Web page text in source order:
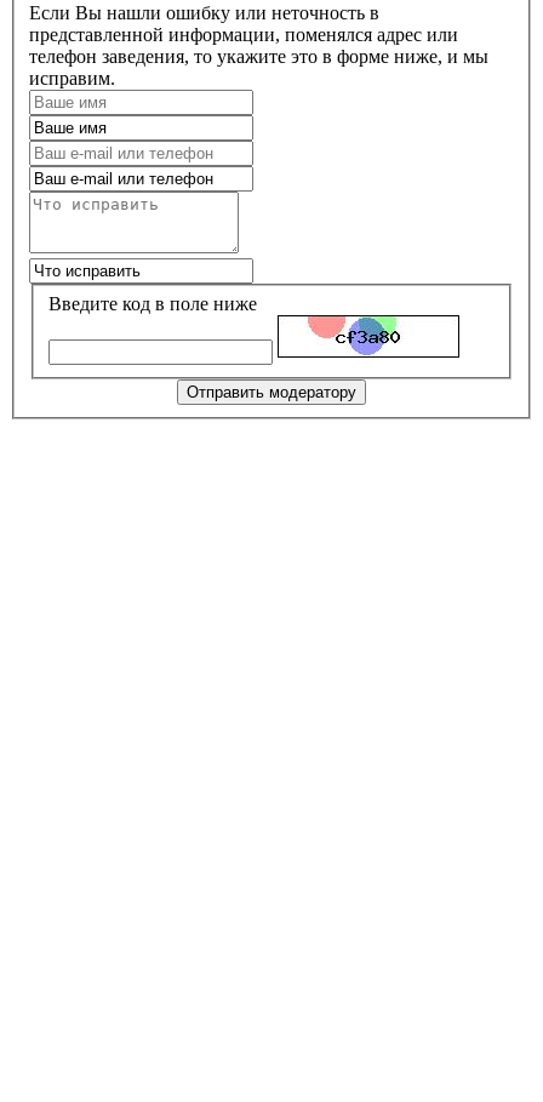
Если Вы нашли ошибку или неточность в
представленной информации, поменялся адрес или
телефон заведения, то укажите это в форме ниже, и мы
исправим.
Введите код в поле ниже
Отправить модератору